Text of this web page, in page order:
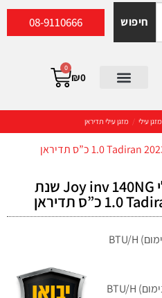
חיפוש 08-9110666
₪0
0
מזגן עילי / מזגן עילי תדיראן
מזגן עילי Joy inv 140NG שנת
תפוקת קירור נומינל (מקס’ – מינימום) BTU/H
תפוקת חימום נומינל (מקס’ – מינימום) BTU/H